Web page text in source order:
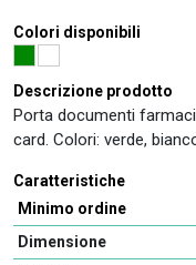
Descrizione prodotto
Porta documenti
card. Colori: verde,
Caratteristiche
Minimo ordine
Dimensione
Colori disponibili